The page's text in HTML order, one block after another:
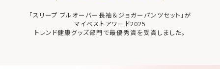
「スリープ ブルオーバー長袖＆ジョガーパンツセット」が
マイベストアワード2025
トレンド健康グッズ部門で最優秀賞を受賞しました。